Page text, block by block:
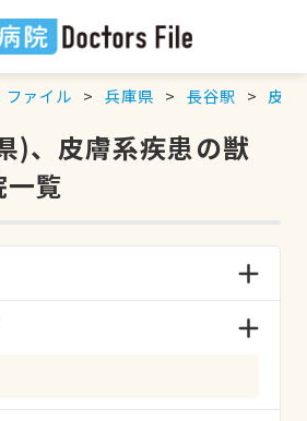
ファイル 兵庫県 長谷駅 皮膚
)、皮膚系疾患の獣
覧